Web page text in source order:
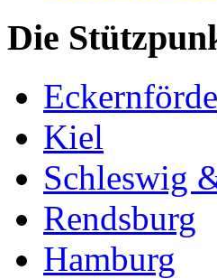
Die
Eckernförde
Kiel
Schleswig
Rendsburg
Hamburg